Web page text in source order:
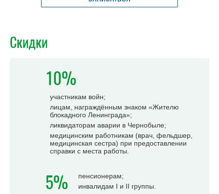
Скидки
10%
участникам войн;
лицам, награждённым знаком «Жителю
блокадного Ленинграда»;
ликвидаторам аварии в Чернобыле;
медицинским работникам (врач, фельдшер,
медицинская сестра) при предоставлении
справки с места работы.
5%
пенсионерам;
инвалидам I и II группы.